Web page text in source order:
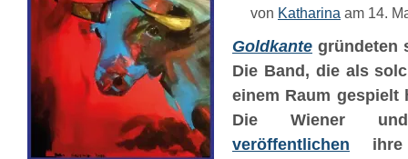
von Katharina am 14.
Goldkante gründeten
Die Band, die als
einem Raum gespielt
Die Wiener
veröffentlichen ihre